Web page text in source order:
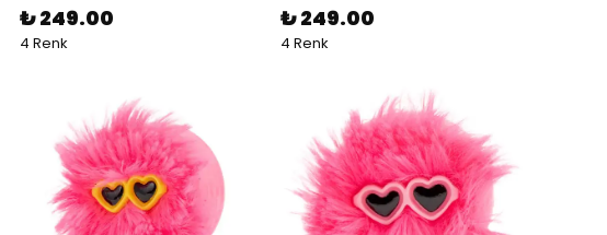
₺ 249.00
4 Renk
₺ 249.00
4 Renk